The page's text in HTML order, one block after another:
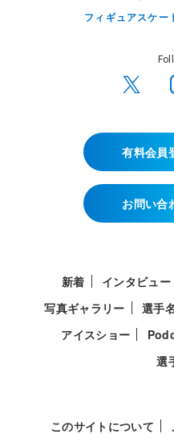
フィギュアスケー
有料会員
お問い合
新着 インタビュー
写真ギャラリー
選手
アイスショー
選
このサイトについて